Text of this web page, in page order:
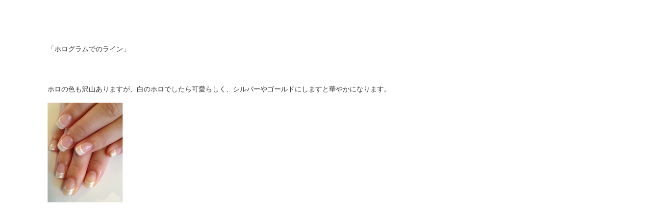
「ホログラムでのライン」
ホロの色も沢山ありますが、白のホロでしたら可愛らしく、シルバーやゴールドにしますと華やかになります。